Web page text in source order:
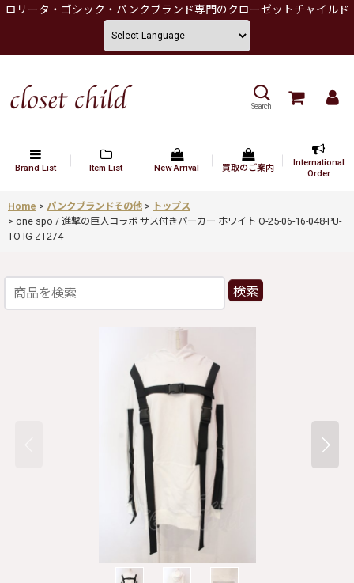
ロリータ・ゴシック・パンクブランド専門のクローゼットチャイルド
Search
Brand List Item List New Arrival 買取のご案内
International
Order
Home > パンクブランドその他 > トップス
> one spo / 進撃の巨人コラボ サス付きパーカー ホワイト O-25-06-16-048-PU-
TO-IG-ZT274
検索